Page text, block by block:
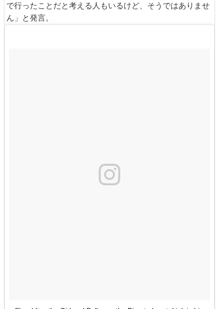
で行ったことだと考える人もいるけど、そうではありませ
ん」と発言。